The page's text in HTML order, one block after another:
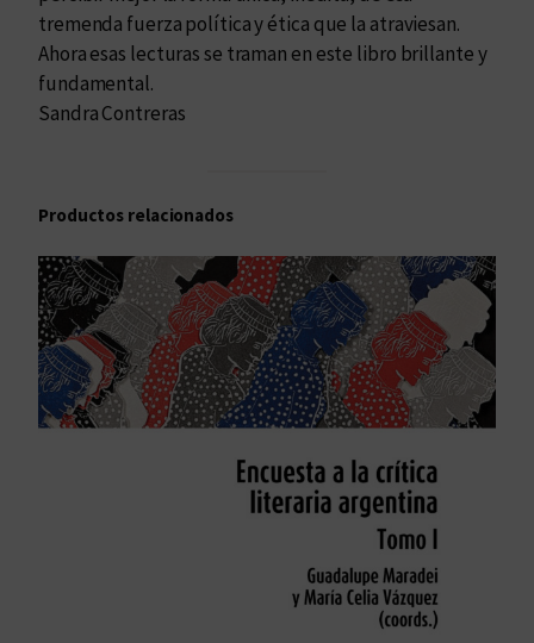
tremenda fuerza política y ética que la atraviesan.
Ahora esas lecturas se traman en este libro brillante y
fundamental.
Sandra Contreras
Productos relacionados